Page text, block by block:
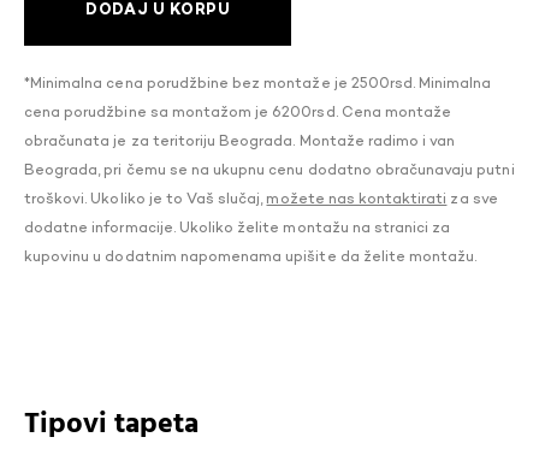
DODAJ U KORPU
*Minimalna cena porudžbine bez montaže je 2500rsd. Minimalna
cena porudžbine sa montažom je 6200rsd. Cena montaže
obračunata je za teritoriju Beograda. Montaže radimo i van
Beograda, pri čemu se na ukupnu cenu dodatno obračunavaju putni
troškovi. Ukoliko je to Vaš slučaj, možete nas kontaktirati za sve
dodatne informacije. Ukoliko želite montažu na stranici za
kupovinu u dodatnim napomenama upišite da želite montažu.
Tipovi tapeta